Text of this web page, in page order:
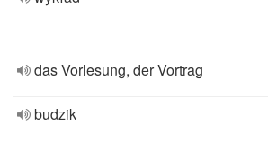
das Vorlesung, der Vortrag
budzik